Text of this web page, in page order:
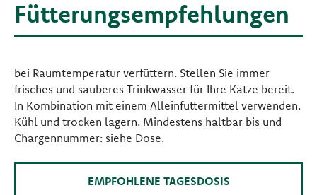
Fütterungsempfehlungen
bei Raumtemperatur verfüttern. Stellen Sie immer
frisches und sauberes Trinkwasser für Ihre Katze bereit.
In Kombination mit einem Alleinfuttermittel verwenden.
Kühl und trocken lagern. Mindestens haltbar bis und
Chargennummer: siehe Dose.
EMPFOHLENE TAGESDOSIS